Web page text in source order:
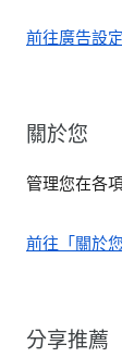
前往廣告設定
關於您
管理您在各
前往「關於
分享推薦